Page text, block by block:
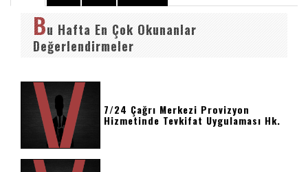
Bu Hafta En Çok Okunanlar
Değerlendirmeler
7/24 Çağrı Merkezi Provizyon
Hizmetinde Tevkifat Uygulaması Hk.